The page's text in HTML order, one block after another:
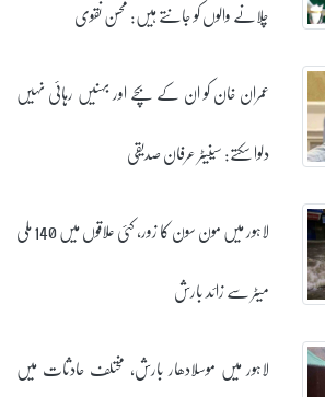
چلانے والوں کو جانتے ہیں: محسن نقوی
عمران خان کو ان کے بچے اور بہنیں رہائی نہیں
دلوا سکتے: سینیٹر عرفان صدیقی
لاہور میں مون سون کا زور، کئی علاقوں میں 140 ملی
میٹر سے زائد بارش
لاہور میں موسلادھار بارش، مختلف حادثات میں